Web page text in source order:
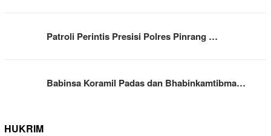
Patroli Perintis Presisi Polres Pinrang …
Babinsa Koramil Padas dan Bhabinkamtibma…
HUKRIM